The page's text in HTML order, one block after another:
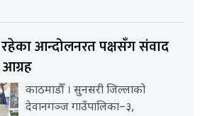
आन्दोलनरत पक्षसँग संवाद
काठमाडौँ । सुनसरी जिल्लाको
देवानगञ्ज गाउँपालिका–३,